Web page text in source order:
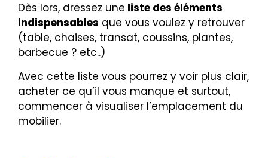
Dès lors, dressez une liste des éléments
indispensables que vous voulez y retrouver
(table, chaises, transat, coussins, plantes,
barbecue ? etc..)
Avec cette liste vous pourrez y voir plus clair,
acheter ce qu’il vous manque et surtout,
commencer à visualiser l’emplacement du
mobilier.